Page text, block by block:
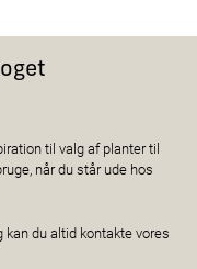
til valg af planter til
når du står ude hos
du altid kontakte vores